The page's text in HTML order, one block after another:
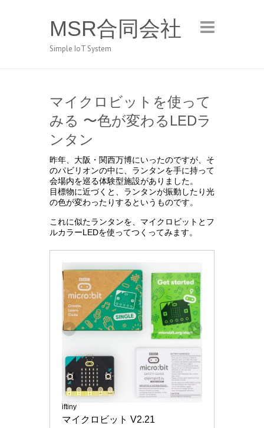
MSR合同会社
Simple IoT System
マイクロビットを使って
みる 〜色が変わるLEDラ
ンタン
昨年、大阪・関西万博にいったのですが、そ
のパビリオンの中に、ランタンを手に持って
会場内を巡る体験型施設がありました。
目標物に近づくと、ランタンが振動したり光
の色が変わったりするというものです。
これに似たランタンを、マイクロビットとフ
ルカラーLEDを使ってつくってみます。
iftiny
マイクロビット V2.21